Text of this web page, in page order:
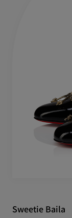
Sweetie Baila